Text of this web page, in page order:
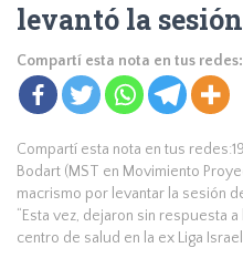
levantó la sesión
Compartí esta nota en tus redes:
Compartí esta nota en tus
Bodart (MST en Movimiento
macrismo por levantar la sesión
“Esta vez, dejaron sin respuesta
centro de salud en la ex Liga